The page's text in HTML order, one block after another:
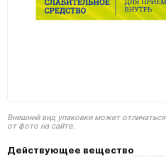
Внешний вид упаковки может отличаться
от фото на сайте.
Действующее вещество